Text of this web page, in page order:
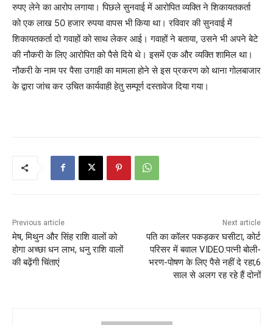
रुपए लेने का आरोप लगाया। पिछले सुनवाई में आरोपित व्यक्ति ने शिकायतकर्ता
को एक लाख 50 हजार रुपया वापस भी किया था। रविवार की सुनवाई में
शिकायतकर्ता दो गवाहों को साथ लेकर आई। गवाहों ने बताया, उसने भी अपने बेटे
की नौकरी के लिए आरोपित को पैसे दिये थे। इसमें एक और व्यक्ति शामिल था।
नौकरी के नाम पर पैसा उगाही का मामला होने से इस प्रकरण को थाना गोलबाजार
के द्वारा जांच कर उचित कार्यवाही हेतु सम्पूर्ण दस्तावेज दिया गया।
Previous article
मेष, मिथुन और सिंह राशि वालों को
होगा अच्छा धन लाभ, धनु राशि वालों
की बढ़ेंगी चिंताएं
Next article
पति का कॉलर पकड़कर घसीटा, कोर्ट
परिसर में बवाल VIDEO:पत्नी बोली-
भरण-पोषण के लिए पैसे नहीं दे रहा,6
साल से अलग रह रहे हैं दोनों